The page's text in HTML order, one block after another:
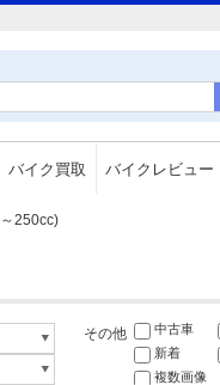
バイク買取 バイクレビュー
250cc)
その他 中古車
新着
複数画像